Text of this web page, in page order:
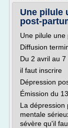
Une pilule
post-
Une pilule
Diffusion
Du 2 avril au
il faut inscrire
Dépression
Émission du
La dépression
mentale
sévère qu'il